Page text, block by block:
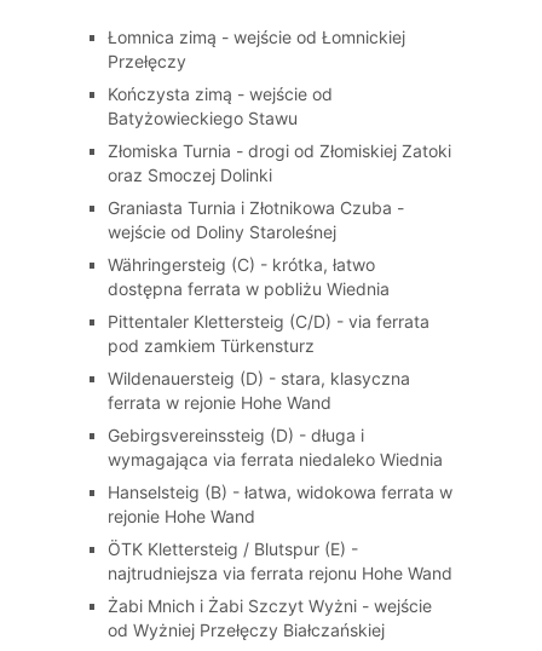
Łomnica zimą - wejście od Łomnickiej
Przełęczy
Kończysta zimą - wejście od
Batyżowieckiego Stawu
Złomiska Turnia - drogi od Złomiskiej Zatoki
oraz Smoczej Dolinki
Graniasta Turnia i Złotnikowa Czuba -
wejście od Doliny Staroleśnej
Währingersteig (C) - krótka, łatwo
dostępna ferrata w pobliżu Wiednia
Pittentaler Klettersteig (C/D) - via ferrata
pod zamkiem Türkensturz
Wildenauersteig (D) - stara, klasyczna
ferrata w rejonie Hohe Wand
Gebirgsvereinssteig (D) - długa i
wymagająca via ferrata niedaleko Wiednia
Hanselsteig (B) - łatwa, widokowa ferrata w
rejonie Hohe Wand
ÖTK Klettersteig / Blutspur (E) -
najtrudniejsza via ferrata rejonu Hohe Wand
Żabi Mnich i Żabi Szczyt Wyżni - wejście
od Wyżniej Przełęczy Białczańskiej